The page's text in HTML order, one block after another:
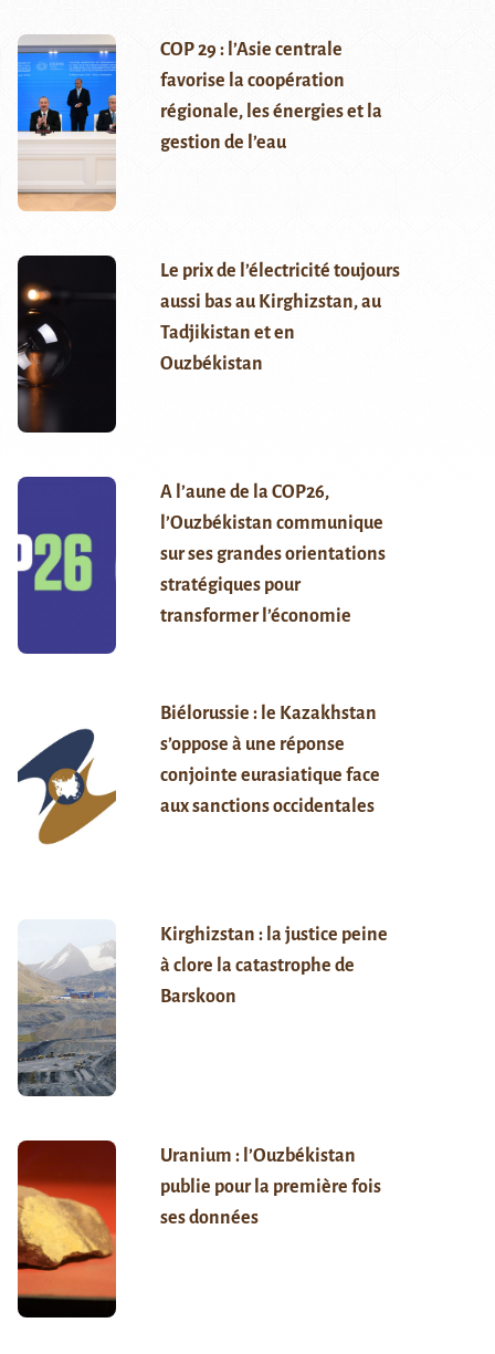
COP 29 : l’Asie centrale
favorise la coopération
régionale, les énergies et la
gestion de l’eau
Le prix de l’électricité toujours
aussi bas au Kirghizstan, au
Tadjikistan et en
Ouzbékistan
A l’aune de la COP26,
l’Ouzbékistan communique
sur ses grandes orientations
stratégiques pour
transformer l’économie
Biélorussie : le Kazakhstan
s’oppose à une réponse
conjointe eurasiatique face
aux sanctions occidentales
Kirghizstan : la justice peine
à clore la catastrophe de
Barskoon
Uranium : l’Ouzbékistan
publie pour la première fois
ses données